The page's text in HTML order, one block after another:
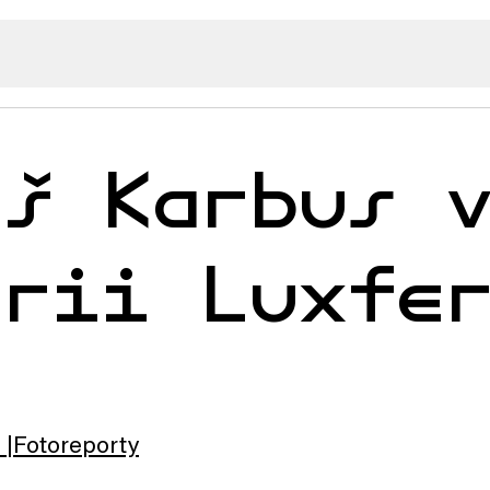
Karbus
Fotoreporty